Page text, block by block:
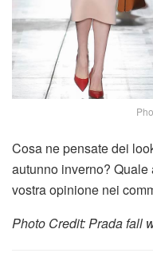
Cosa ne pensate dei
autunno inverno?
vostra opinione nei
Photo Credit: Prada fall